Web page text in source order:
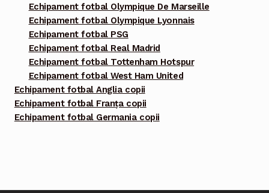
Echipament fotbal Olympique De Marseille
Echipament fotbal Olympique Lyonnais
Echipament fotbal PSG
Echipament fotbal Real Madrid
Echipament fotbal Tottenham Hotspur
Echipament fotbal West Ham United
Echipament fotbal Anglia copii
Echipament fotbal Franța copii
Echipament fotbal Germania copii